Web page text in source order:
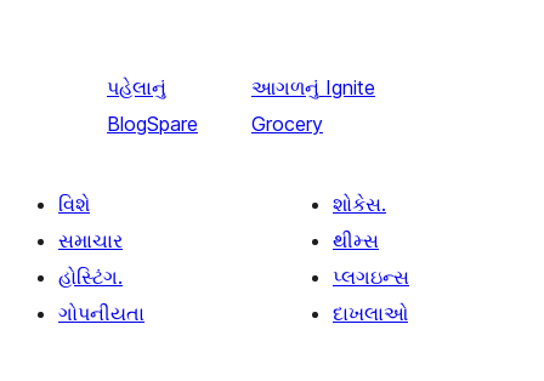
પહેલાનું
BlogSpare
આગળનું Ignite
Grocery
વિશે
સમાચાર
હોસ્ટિંગ.
ગોપનીયતા
શોકેસ.
થીમ્સ
પ્લગઇન્સ
દાખલાઓ